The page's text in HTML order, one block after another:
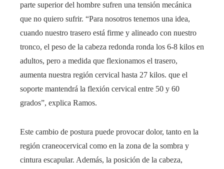
parte superior del hombre sufren una tensión mecánica
que no quiero sufrir. “Para nosotros tenemos una idea,
cuando nuestro trasero está firme y alineado con nuestro
tronco, el peso de la cabeza redonda ronda los 6-8 kilos en
adultos, pero a medida que flexionamos el trasero,
aumenta nuestra región cervical hasta 27 kilos. que el
soporte mantendrá la flexión cervical entre 50 y 60
grados”, explica Ramos.
Este cambio de postura puede provocar dolor, tanto en la
región craneocervical como en la zona de la sombra y
cintura escapular. Además, la posición de la cabeza,